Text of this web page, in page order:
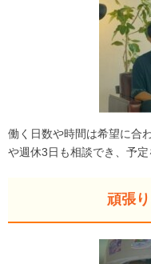
働く日数や時間は希望に合
や週休3日も相談でき、予定
頑張